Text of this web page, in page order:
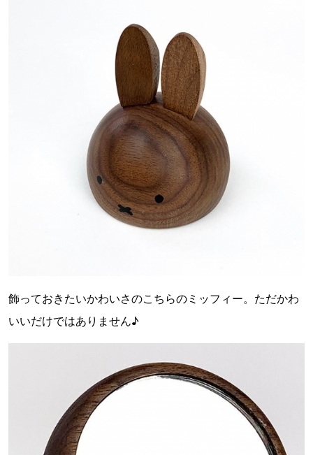
飾っておきたいかわいさのこちらのミッフィー。ただかわ
いいだけではありません♪